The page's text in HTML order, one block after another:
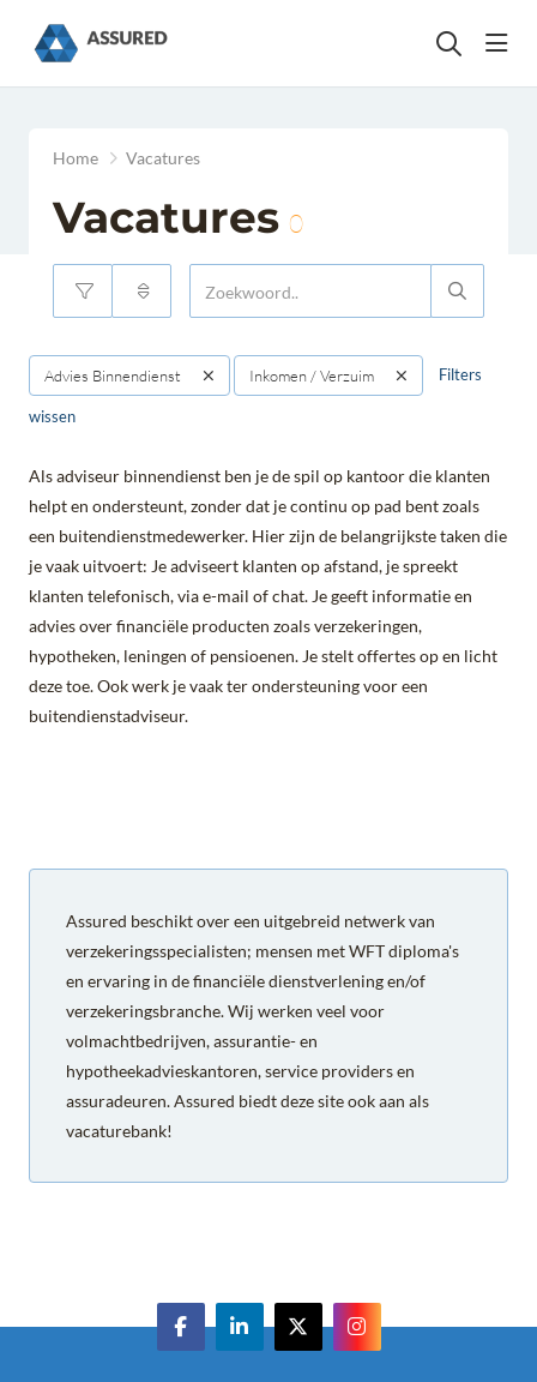
Home Vacatures
Vacatures 0
Advies Binnendienst Inkomen / Verzuim Filters
wissen
Als adviseur binnendienst ben je de spil op kantoor die klanten
helpt en ondersteunt, zonder dat je continu op pad bent zoals
een buitendienstmedewerker. Hier zijn de belangrijkste taken die
je vaak uitvoert: Je adviseert klanten op afstand, je spreekt
klanten telefonisch, via e-mail of chat. Je geeft informatie en
advies over financiële producten zoals verzekeringen,
hypotheken, leningen of pensioenen. Je stelt offertes op en licht
deze toe. Ook werk je vaak ter ondersteuning voor een
buitendienstadviseur.
Assured beschikt over een uitgebreid netwerk van
verzekeringsspecialisten; mensen met WFT diploma's
en ervaring in de financiële dienstverlening en/of
verzekeringsbranche. Wij werken veel voor
volmachtbedrijven, assurantie- en
hypotheekadvieskantoren, service providers en
assuradeuren. Assured biedt deze site ook aan als
vacaturebank!